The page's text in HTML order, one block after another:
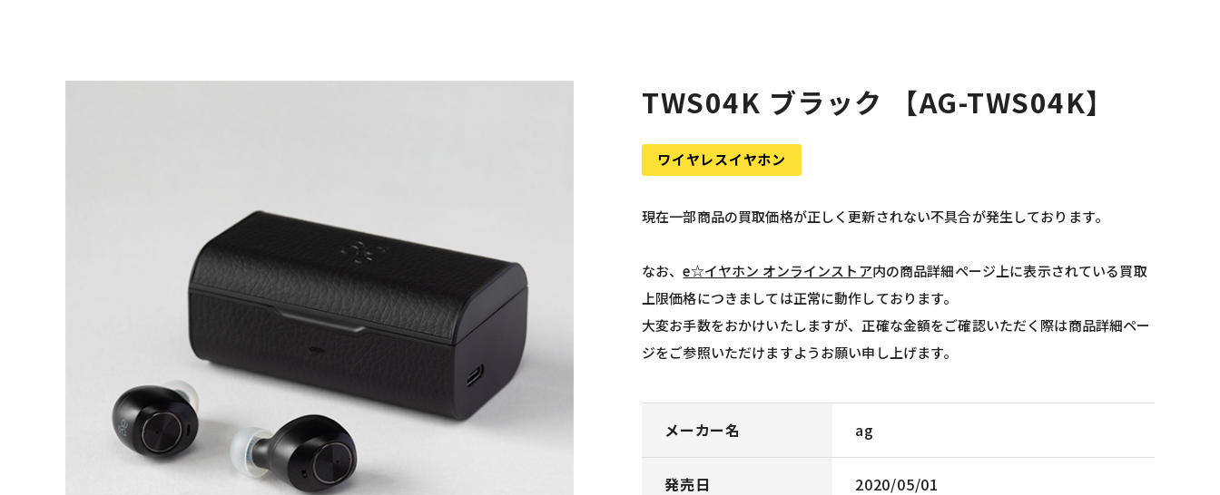
TWS04K ブラック 【AG-TWS04K】
ワイヤレスイヤホン
現在一部商品の買取価格が正しく更新されない不具合が発生しております。
なお、e☆イヤホン オンラインストア内の商品詳細ページ上に表示されている買取
上限価格につきましては正常に動作しております。
大変お手数をおかけいたしますが、正確な金額をご確認いただく際は商品詳細ペー
ジをご参照いただけますようお願い申し上げます。
メーカー名 ag
発売日 2020/05/01